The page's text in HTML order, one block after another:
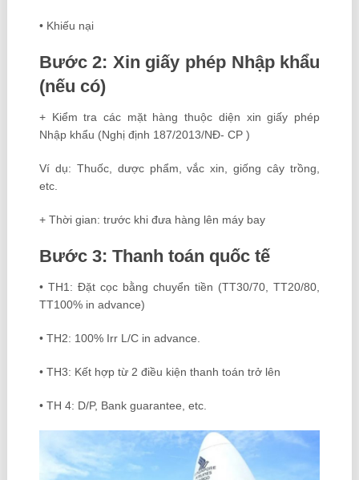
• Khiếu nại
Bước 2: Xin giấy phép Nhập khẩu
(nếu có)
+ Kiểm tra các mặt hàng thuộc diện xin giấy phép
Nhập khẩu (Nghị định 187/2013/NĐ- CP )
Ví dụ: Thuốc, dược phẩm, vắc xin, giống cây trồng,
etc.
+ Thời gian: trước khi đưa hàng lên máy bay
Bước 3: Thanh toán quốc tế
• TH1: Đặt cọc bằng chuyển tiền (TT30/70, TT20/80,
TT100% in advance)
• TH2: 100% Irr L/C in advance.
• TH3: Kết hợp từ 2 điều kiện thanh toán trở lên
• TH 4: D/P, Bank guarantee, etc.